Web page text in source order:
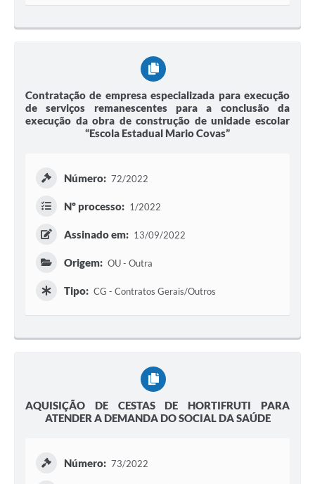
Contratação de empresa especializada para execução
de serviços remanescentes para a conclusão da
execução da obra de construção de unidade escolar
“Escola Estadual Mario Covas”
Número: 72/2022
Nº processo: 1/2022
Assinado em: 13/09/2022
Origem: OU - Outra
Tipo: CG - Contratos Gerais/Outros
AQUISIÇÃO DE CESTAS DE HORTIFRUTI PARA
ATENDER A DEMANDA DO SOCIAL DA SAÚDE
Número: 73/2022